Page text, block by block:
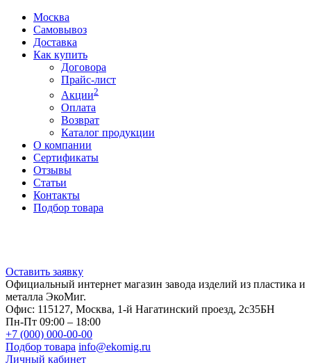
Москва
Самовывоз
Доставка
Как купить
Договора
Прайс-лист
Акции2
Оплата
Возврат
Каталог продукции
О компании
Сертификаты
Отзывы
Статьи
Контакты
Подбор товара
Оставить заявку
Официальный интернет магазин завода изделий из пластика и
металла ЭкоМиг.
Офис: 115127, Москва, 1-й Нагатинский проезд, 2с35БН
Пн-Пт 09:00 – 18:00
+7 (000) 000-00-00
Подбор товара info@ekomig.ru
Личный кабинет